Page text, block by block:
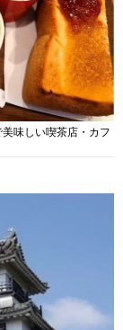
味しい喫茶店・カフ